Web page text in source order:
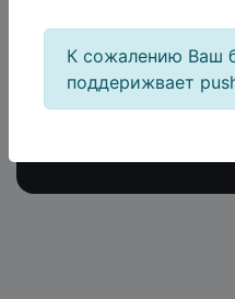
К сожалению Ваш
поддерижвает